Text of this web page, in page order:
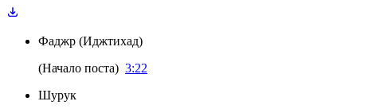
Фаджр (Иджтихад)
(Начало поста) 3:22
Шурук